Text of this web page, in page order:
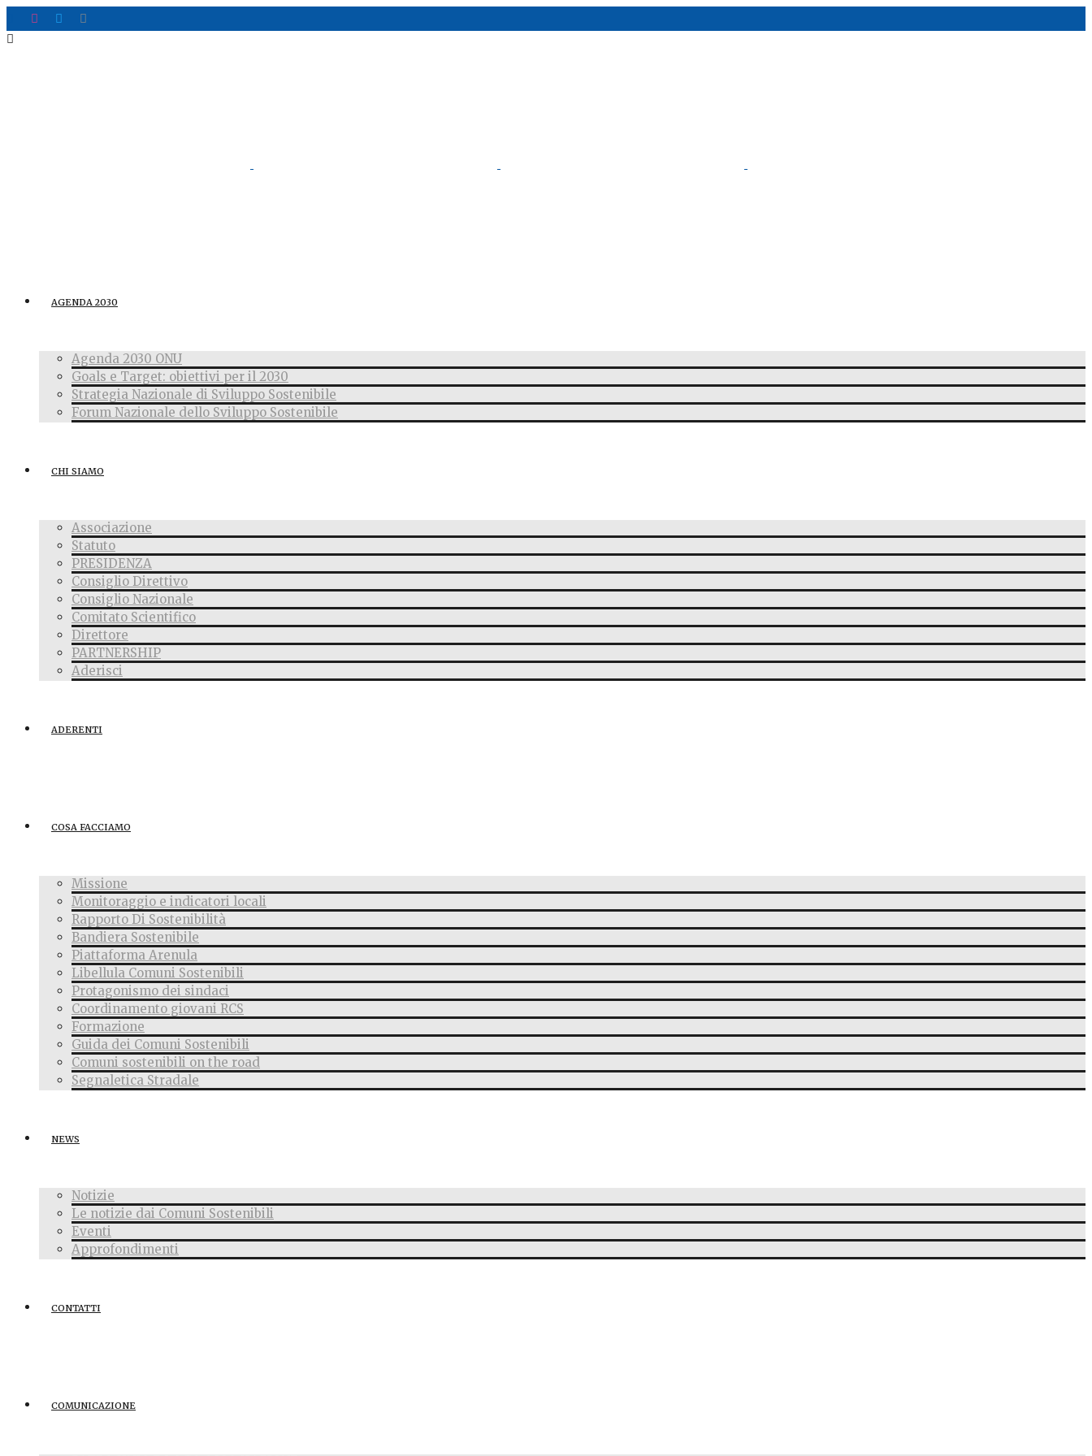
AGENDA 2030
Agenda 2030 ONU
Goals e Target: obiettivi per il 2030
Strategia Nazionale di Sviluppo Sostenibile
Forum Nazionale dello Sviluppo Sostenibile
CHI SIAMO
Associazione
Statuto
PRESIDENZA
Consiglio Direttivo
Consiglio Nazionale
Comitato Scientifico
Direttore
PARTNERSHIP
Aderisci
ADERENTI
COSA FACCIAMO
Missione
Monitoraggio e indicatori locali
Rapporto Di Sostenibilità
Bandiera Sostenibile
Piattaforma Arenula
Libellula Comuni Sostenibili
Protagonismo dei sindaci
Coordinamento giovani RCS
Formazione
Guida dei Comuni Sostenibili
Comuni sostenibili on the road
Segnaletica Stradale
NEWS
Notizie
Le notizie dai Comuni Sostenibili
Eventi
Approfondimenti
CONTATTI
COMUNICAZIONE